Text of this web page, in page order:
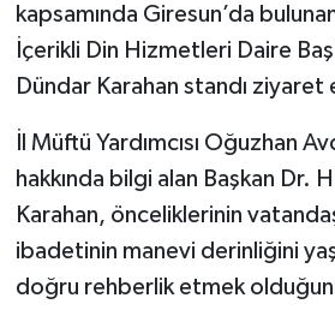
kapsamında Giresun’da
İçerikli Din Hizmetleri Daire
Dündar Karahan standı ziyaret
İl Müftü Yardımcısı Oğuzhan
hakkında bilgi alan Başkan Dr.
Karahan, önceliklerinin
ibadetinin manevi derinliğini
doğru rehberlik etmek
Bitlis Müftülüğü
Bolu Müftülüğü
Burdur Müftülüğü
Çanakkale Müftülüğü
Sağlık
Makaleler
Ekonomi
Podcast